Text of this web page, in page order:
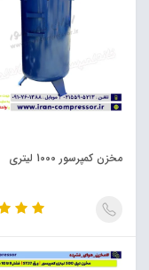
مخزن کمپرسور 1000 لیتری